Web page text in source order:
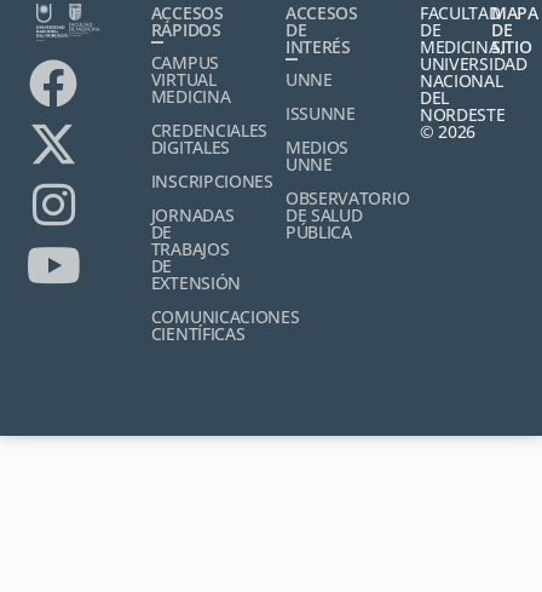
ACCESOS
RÁPIDOS
CAMPUS
VIRTUAL
MEDICINA
CREDENCIALES
DIGITALES
INSCRIPCIONES
JORNADAS
DE
TRABAJOS
DE
EXTENSIÓN
COMUNICACIONES
CIENTÍFICAS
ACCESOS
DE
INTERÉS
UNNE
ISSUNNE
MEDIOS
UNNE
OBSERVATORIO
DE SALUD
PÚBLICA
FACULTAD
DE
MEDICINA,
UNIVERSIDAD
NACIONAL
DEL
NORDESTE
© 2026
MAPA
DE
SITIO